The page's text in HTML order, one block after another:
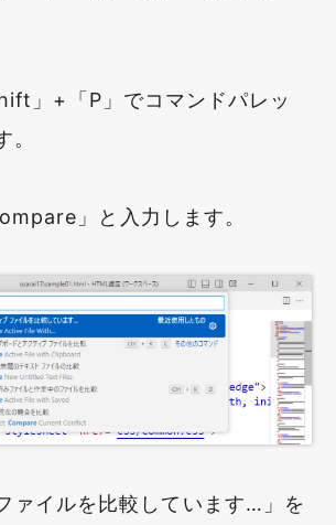
」+「P」でコマンドパレッ
。
」と入力します。
ァイルを比較しています…」を